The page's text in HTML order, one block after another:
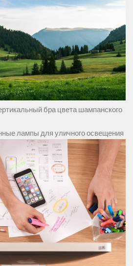
бра цвета шампанского
лампы для уличного освещения